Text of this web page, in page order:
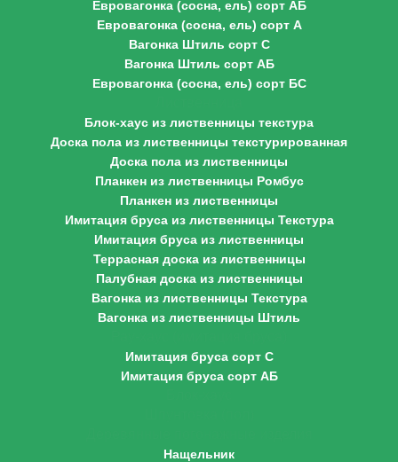
Евровагонка (сосна, ель) сорт АБ
Евровагонка (сосна, ель) сорт А
Вагонка Штиль сорт С
Вагонка Штиль сорт АБ
Евровагонка (сосна, ель) сорт БС
Блок-хаус из лиственницы текстура
Доска пола из лиственницы текстурированная
Доска пола из лиственницы
Планкен из лиственницы Ромбус
Планкен из лиственницы
Имитация бруса из лиственницы Текстура
Имитация бруса из лиственницы
Террасная доска из лиственницы
Палубная доска из лиственницы
Вагонка из лиственницы Текстура
Вагонка из лиственницы Штиль
Имитация бруса сорт С
Имитация бруса сорт АБ
Нащельник